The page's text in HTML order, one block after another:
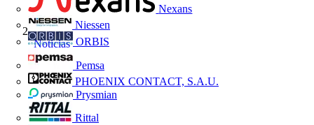
Nexans
Niessen
ORBIS
Pemsa
PHOENIX CONTACT, S.A.U.
Prysmian
Rittal
Noticias